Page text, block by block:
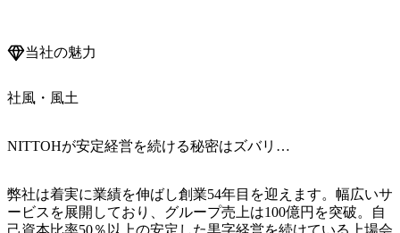
当社の魅力
社風・風土
NITTOHが安定経営を続ける秘密はズバリ…
弊社は着実に業績を伸ばし創業54年目を迎えます。幅広いサ
ービスを展開しており、グループ売上は100億円を突破。自
己資本比率50％以上の安定した黒字経営を続けている上場会